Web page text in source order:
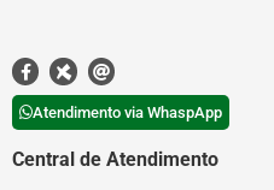
Atendimento via WhaspApp
Central de Atendimento